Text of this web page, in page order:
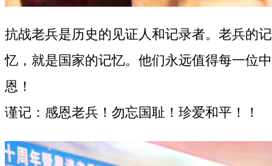
抗战老兵是历史的见证人和记录者。老兵的
忆，就是国家的记忆。他们永远值得每一位
恩！
谨记：感恩老兵！勿忘国耻！珍爱和平！！